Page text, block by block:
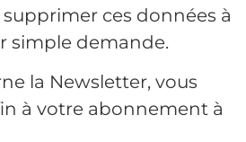
ces données à
simple demande.
la Newsletter, vous
à votre abonnement à